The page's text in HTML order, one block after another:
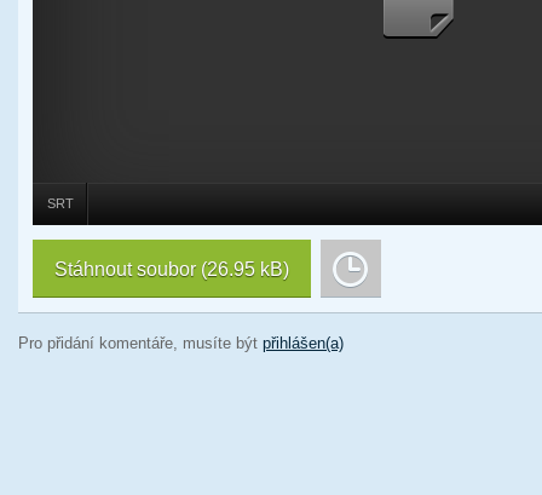
SRT
Stáhnout soubor (26.95 kB)
Pro přidání komentáře, musíte být přihlášen(a)